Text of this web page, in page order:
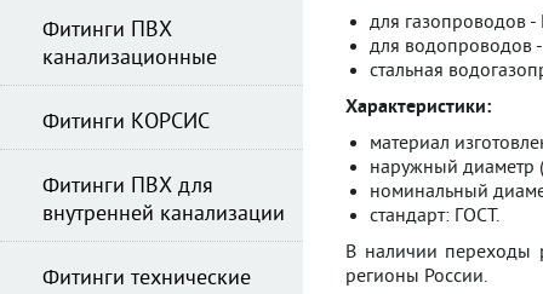
для газопроводов
для водопроводов
стальная
Характеристики:
материал
наружный диаметр
номинальный
стандарт: ГОСТ.
В наличии переходы
регионы России.
Фитинги ПВХ
канализационные
Фитинги КОРСИС
Фитинги ПВХ для
внутренней канализации
Фитинги технические